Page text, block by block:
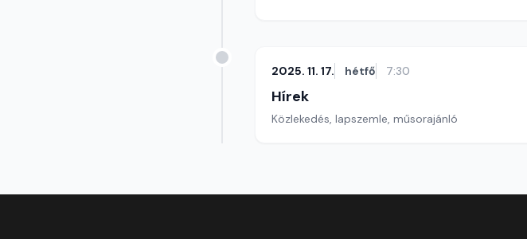
2025. 11. 17. hétfő 7:30
Hírek
Közlekedés, lapszemle, műsorajánló